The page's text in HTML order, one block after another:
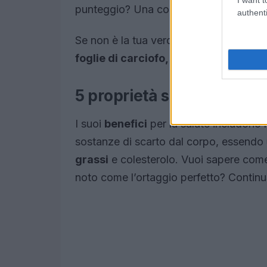
punteggio? Una combinazione
Se non è la tua verdura preferita, puoi
foglie di carciofo, le troverai nelle
5 proprietà salutari del
I suoi benefici per la salute includono
sostanze di scarto dal corpo,
grassi e colesterolo. Vuoi sapere
noto come l’ortaggio perfetto?